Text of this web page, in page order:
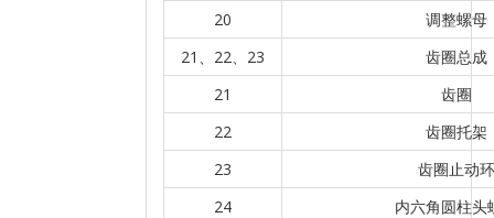
20
调整螺母
21、22、23
齿圈总成
21
齿圈
22
齿圈托架
23
齿圈止动环
24
内六角圆柱头